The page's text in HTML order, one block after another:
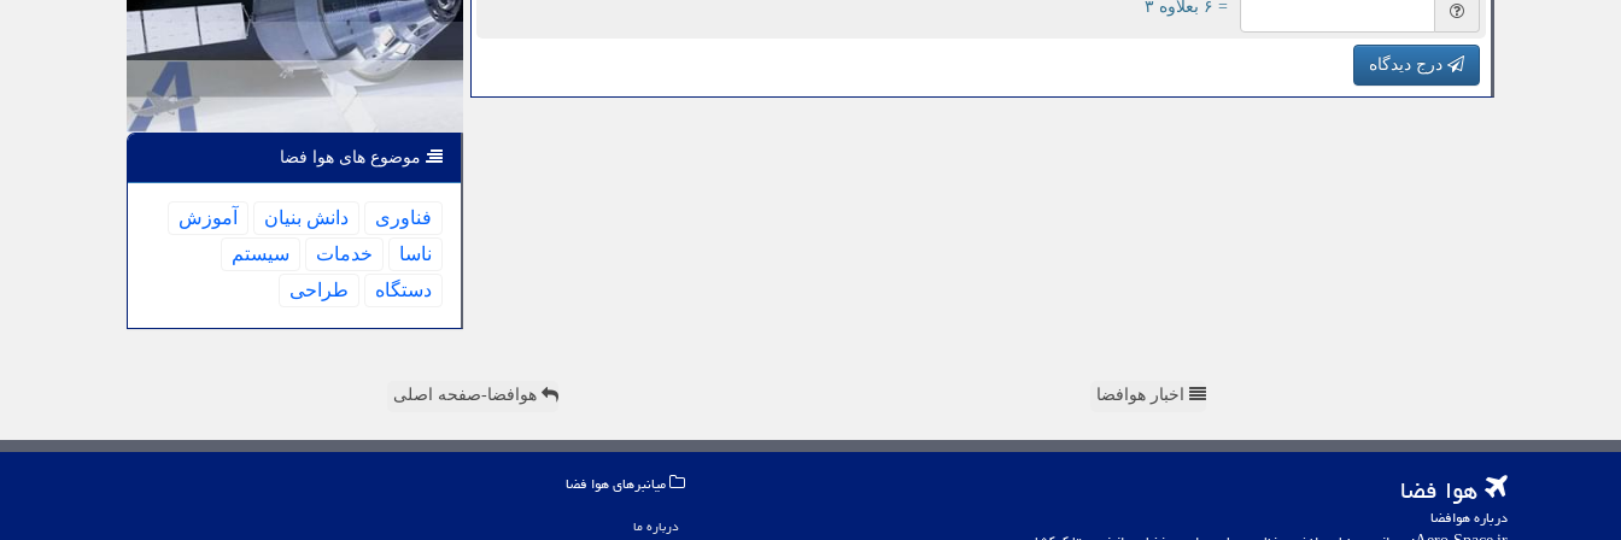
= ۶ بعلاوه ۳
درج دیدگاه
موضوع های هوا فضا
فناوری دانش بنیان
آموزش
ناسا
خدمات
سیستم
دستگاه
طراحی
اخبار هوافضا هوافضا-صفحه اصلی
هوا فضا
درباره هوافضا
میانبرهای هوا فضا
درباره ما